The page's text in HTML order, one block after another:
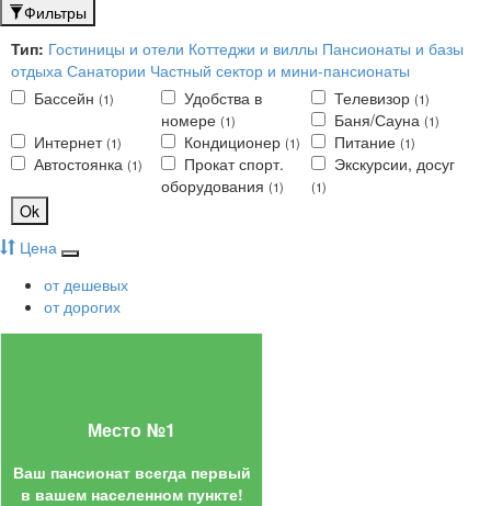
Фильтры
Тип: Гостиницы и отели Коттеджи и виллы Пансионаты и базы
отдыха Санатории Частный сектор и мини-пансионаты
Бассейн (1)
Удобства в
номере (1)
Телевизор (1)
Баня/Сауна (1)
Интернет(1) Кондиционер (1) Питание (1)
Автостоянка (1)
Прокат спорт.
оборудования (1)
Экскурсии, досуг
(1)
Ok
Цена
от дешевых
от дорогих
Место №1
Ваш пансионат всегда первый
в вашем населенном пункте!